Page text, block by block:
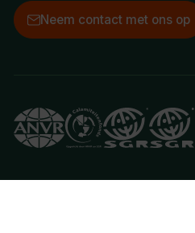
Neem contact met ons op